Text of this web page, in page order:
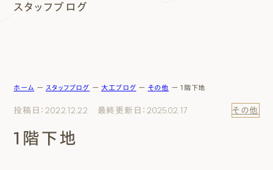
施工事例
エムズのこと
スタッフブログ
ホーム ー スタッフブログ ー 大工ブログ ー その他 ー 1階下地
投稿日：2022.12.22 最終更新日：2025.02.17 その他
1階下地